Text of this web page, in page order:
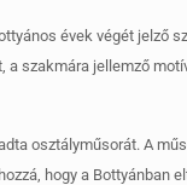
évek végét jelző
szakmára jellemző
osztályműsorát. A
hogy a Bottyánban